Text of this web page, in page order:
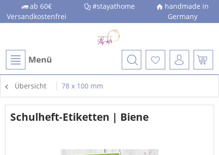
ab 60€
Versandkostenfrei
#stayathome
handmade in
Germany
Menü
Übersicht 78 x 100 mm
Schulheft-Etiketten | Biene